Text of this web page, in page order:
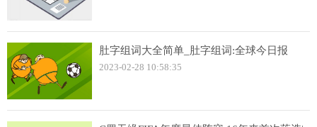
肚字组词大全简单_肚字组词:全球今日报
2023-02-28 10:58:35